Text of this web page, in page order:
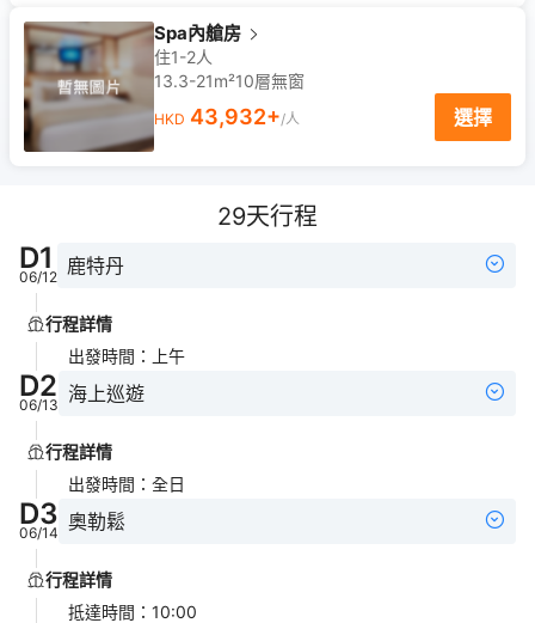
Spa內艙房
住1-2人
13.3-21m²10層無窗
HKD 43,932+/人 選擇
29天行程
D1
06/12 鹿特丹
行程詳情
出發時間 ： 上午
D2
06/13 海上巡遊
行程詳情
出發時間 ： 全日
D3
06/14 奧勒鬆
行程詳情
抵達時間 ： 10:00